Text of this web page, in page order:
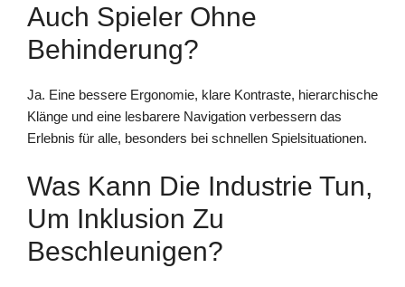
Auch Spieler Ohne
Behinderung?
Ja. Eine bessere Ergonomie, klare Kontraste, hierarchische
Klänge und eine lesbarere Navigation verbessern das
Erlebnis für alle, besonders bei schnellen Spielsituationen.
Was Kann Die Industrie Tun,
Um Inklusion Zu
Beschleunigen?